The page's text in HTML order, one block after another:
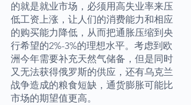
的就是就业市场，必须用高失业率来压
低工资上涨，让人们的消费能力和相应
的购买能力降低，从而把通胀压缩到央
行希望的2%-3%的理想水平。考虑到欧
洲今年需要补充天然气储备，但是同时
又无法获得俄罗斯的供应，还有乌克兰
战争造成的粮食短缺，通货膨胀可能比
市场的期望值更高。